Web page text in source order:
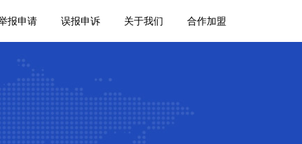
报申请 误报申诉 关于我们 合作加盟